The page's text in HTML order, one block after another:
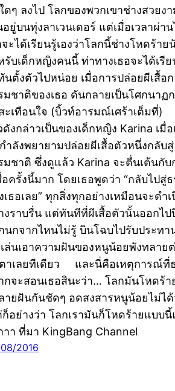
ดๆ ลงไป โลกของพวกเขาช่างสวยง
อยู่บนทุ่งลาเวนเดอร์ แต่เมื่อเวลาผ่า
จะได้เรียนรู้เองว่าโลกนี้ช่างโหดร้าย
รับเด็กหญิงคนนี้ ท่าทางเธอจะได้เรีย
นตั้งตัวไปหน่อย เมื่อการปล่อยผีเสื้อ
มชาติของเธอ ดันกลายเป็นโศกนาฏ
ะเทือนใจ (บิ้วท์อารมณ์เศร้าเต็มที่)
ดังกล่าวเป็นของเด็กหญิง Karina เมื่
ำลังพยายามปล่อยผีเสื้อตัวหนึ่งกลับสู่
มชาติ ซึ่งดูแล้ว Karina จะตื่นเต้นกับ
อครั้งนี้มาก โดยเธอพูดว่า “กลับไปสู่
เธอเลย” ทุกสิ่งทุกอย่างเหมือนจะดำ
งราบรื่น แต่ทันทีที่ผีเสื้อตัวนั้นออกไ
นกจากไหนไม่รู้ บินโฉบไปรับประทา
ล่นเอาความฝันของหนูน้อยพังทลาย
าเลยทีเดียว และนี่คือเหตุการณ์ที่
กจะสอนเธอสินะว่า… โลกมันโหดร้า
ายฝันกันชัดๆ อดสงสารหนูน้อยไม่ได้
อย่างว่า โลกเรามันก็โหดร้ายแบบ
าา ที่มา KingBang Channel
2016